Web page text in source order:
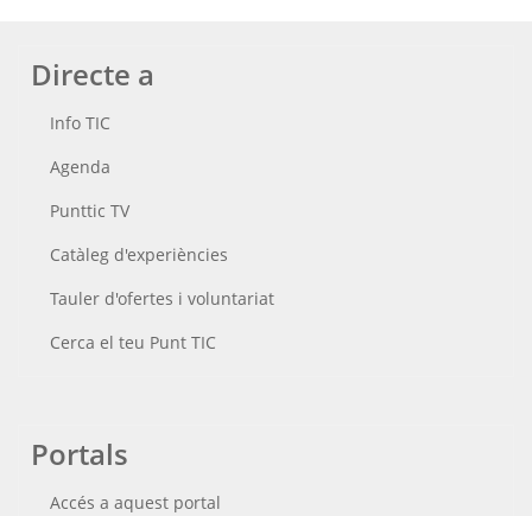
Directe a
Info TIC
Agenda
Punttic TV
Catàleg d'experiències
Tauler d'ofertes i voluntariat
Cerca el teu Punt TIC
Portals
Accés a aquest portal